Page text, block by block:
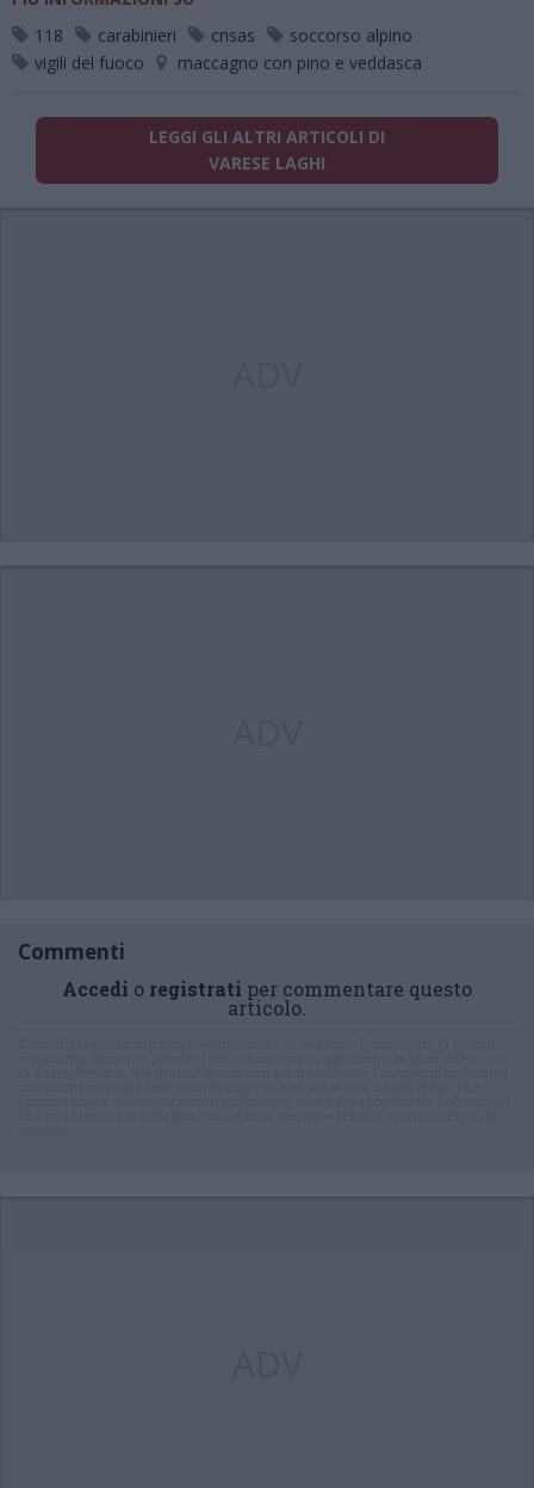
118
carabinieri cnsas
soccorso alpino
vigili del fuoco
maccagno con pino e veddasca
LEGGI GLI ALTRI ARTICOLI DI
VARESE LAGHI
Commenti
Accedi o registrati per commentare questo
articolo.